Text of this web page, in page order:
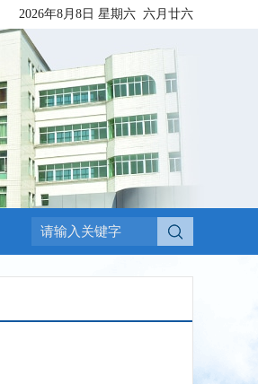
2026年8月8日 星期六 六月廿六